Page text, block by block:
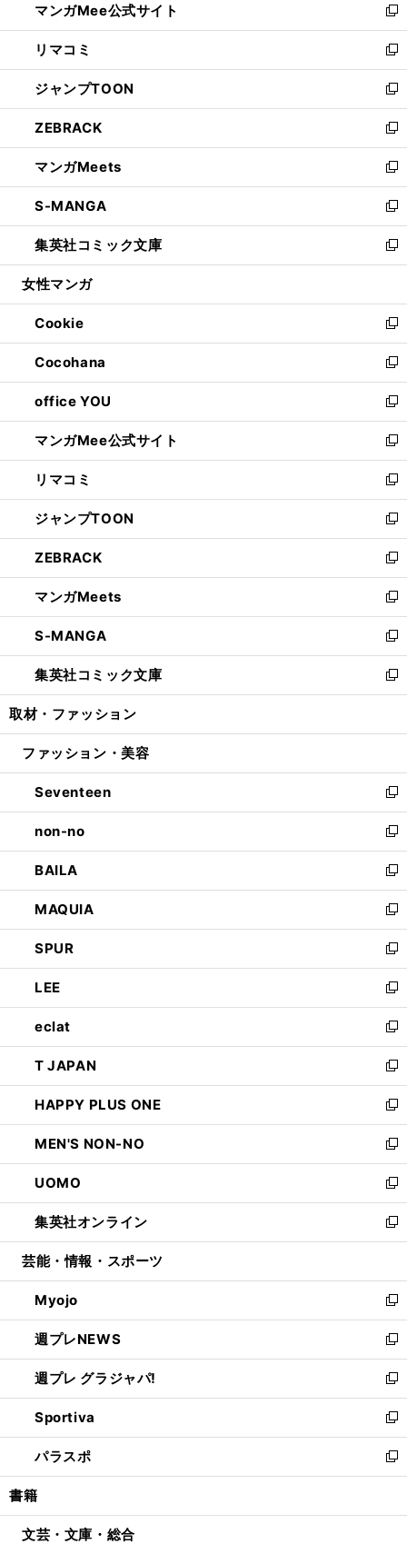
く
ド
ウ
で
開
く
ィ
ン
ド
ウ
で
開
く
い
ウ
ィ
ン
ド
ウ
で
開
く
マンガMee公式サイト
新
し
い
ウ
ィ
ン
ド
ウ
で
開
く
リマコミ
新
し
い
ウ
ィ
ン
ド
ウ
で
開
く
ジャンプTOON
新
し
い
ウ
ィ
ン
ド
ウ
で
開
ZEBRACK
新
し
い
ウ
ィ
ン
ド
ウ
開
く
マンガMeets
新
し
い
ウ
ィ
ン
ウ
で
開
く
S-MANGA
新
し
い
ウ
ン
ド
ウ
で
開
く
集英社コミック文庫
新
し
ウ
ィ
ン
ド
ウ
で
開
く
女性マンガ
Cookie
新
し
い
ウ
ィ
ン
ド
ウ
で
開
く
Cocohana
新
し
い
ウ
ィ
ン
ド
ウ
で
開
く
office YOU
新
し
い
ウ
ィ
ン
ド
ウ
で
開
く
マンガMee公式サイト
新
し
い
ウ
ィ
ン
ド
ウ
で
開
く
リマコミ
新
し
い
ウ
ィ
ン
ド
ウ
で
開
く
ジャンプTOON
新
し
い
ウ
ィ
ン
ド
ウ
で
開
ZEBRACK
新
し
い
ウ
ィ
ン
ド
ウ
開
マンガMeets
新
し
い
ウ
ィ
ン
ウ
開
く
S-MANGA
新
し
い
ウ
ン
ウ
で
開
く
集英社コミック文庫
新
し
ウ
ン
ド
ウ
で
開
く
取材・ファッション
ファッション・美容
Seventeen
新
し
い
ウ
ィ
ン
ド
ウ
で
開
く
non-no
新
し
い
ウ
ィ
ン
ド
ウ
で
開
く
BAILA
新
し
い
ウ
ィ
ン
ド
ウ
で
開
く
MAQUIA
新
し
い
ウ
ィ
ン
ド
ウ
で
開
く
SPUR
新
し
い
ウ
ィ
ン
ド
ウ
で
開
く
LEE
新
し
い
ウ
ィ
ン
ド
ウ
で
開
く
eclat
新
し
い
ウ
ィ
ン
ド
ウ
で
開
く
T JAPAN
新
し
い
ウ
ィ
ン
ド
ウ
で
開
HAPPY PLUS ONE
新
し
い
ウ
ィ
ン
ド
ウ
開
く
MEN'S NON-NO
新
し
い
ウ
ィ
ン
ウ
で
開
く
UOMO
新
し
い
ウ
ン
ド
ウ
で
開
く
集英社オンライン
新
し
ウ
ィ
ン
ド
ウ
で
開
く
芸能・情報・スポーツ
Myojo
新
し
い
ウ
ィ
ン
ド
ウ
で
開
週プレNEWS
新
し
い
ウ
ィ
ン
ド
ウ
開
週プレ グラジャパ!
新
し
い
ウ
ィ
ン
ウ
Sportiva
新
し
い
ウ
ン
パラスポ
新
し
ウ
書籍
文芸・文庫・総合